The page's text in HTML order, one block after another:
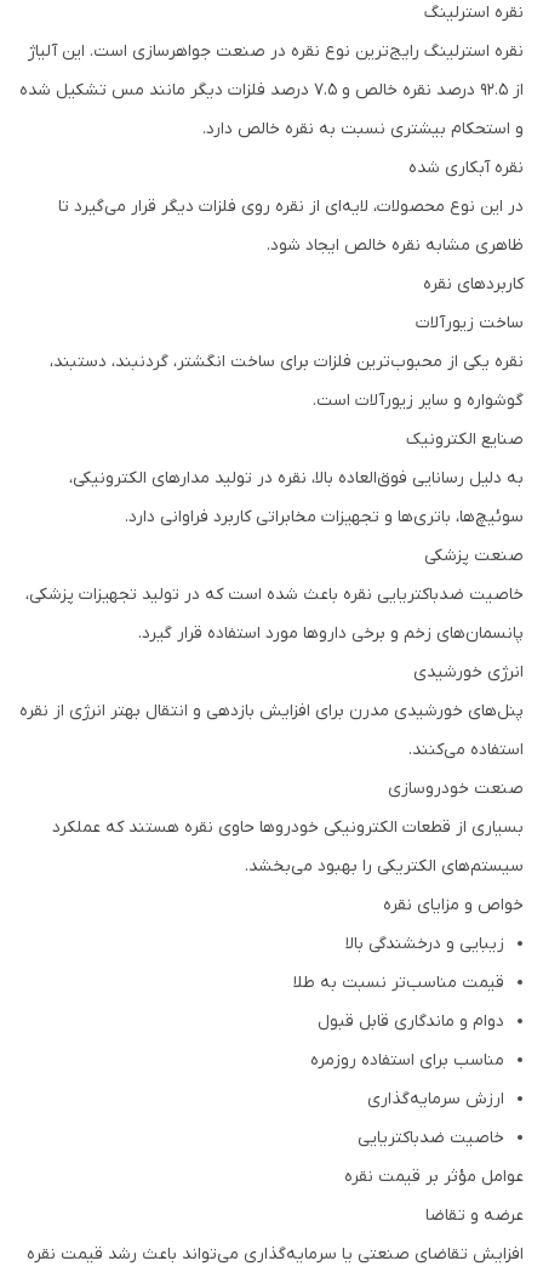
نقره استرلینگ
نقره استرلینگ رایج‌ترین نوع نقره در صنعت جواهرسازی است. این آلیاژ
از 92.5 درصد نقره خالص و 7.5 درصد فلزات دیگر مانند مس تشکیل شده
و استحکام بیشتری نسبت به نقره خالص دارد.
نقره آبکاری شده
در این نوع محصولات، لایه‌ای از نقره روی فلزات دیگر قرار می‌گیرد تا
ظاهری مشابه نقره خالص ایجاد شود.
کاربردهای نقره
ساخت زیورآلات
نقره یکی از محبوب‌ترین فلزات برای ساخت انگشتر، گردنبند، دستبند،
گوشواره و سایر زیورآلات است.
صنایع الکترونیک
به دلیل رسانایی فوق‌العاده بالا، نقره در تولید مدارهای الکترونیکی،
سوئیچ‌ها، باتری‌ها و تجهیزات مخابراتی کاربرد فراوانی دارد.
صنعت پزشکی
خاصیت ضدباکتریایی نقره باعث شده است که در تولید تجهیزات پزشکی،
پانسمان‌های زخم و برخی داروها مورد استفاده قرار گیرد.
انرژی خورشیدی
پنل‌های خورشیدی مدرن برای افزایش بازدهی و انتقال بهتر انرژی از نقره
استفاده می‌کنند.
صنعت خودروسازی
بسیاری از قطعات الکترونیکی خودروها حاوی نقره هستند که عملکرد
سیستم‌های الکتریکی را بهبود می‌بخشد.
خواص و مزایای نقره
زیبایی و درخشندگی بالا
قیمت مناسب‌تر نسبت به طلا
دوام و ماندگاری قابل قبول
مناسب برای استفاده روزمره
ارزش سرمایه‌گذاری
خاصیت ضدباکتریایی
عوامل مؤثر بر قیمت نقره
عرضه و تقاضا
افزایش تقاضای صنعتی یا سرمایه‌گذاری می‌تواند باعث رشد قیمت نقره